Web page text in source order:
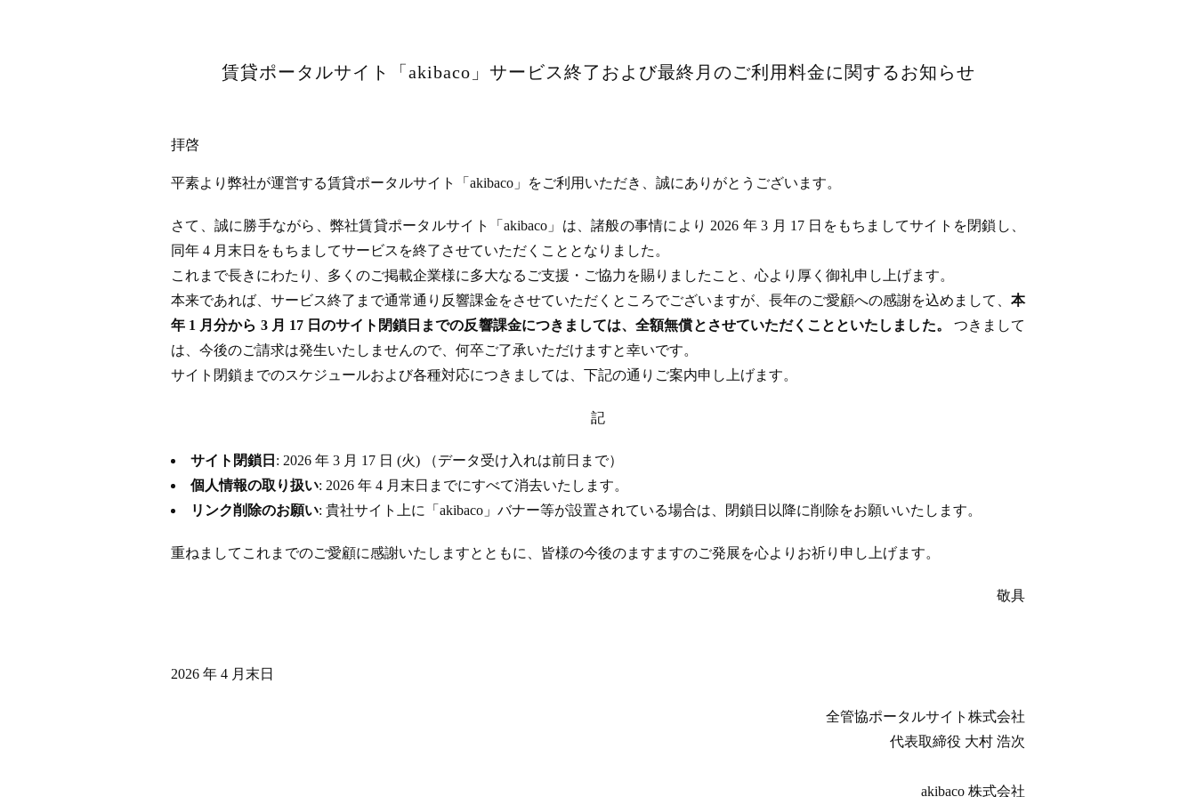
賃貸ポータルサイト「akibaco」サービス終了および最終月のご利用料金に関するお知らせ
拝啓
平素より弊社が運営する賃貸ポータルサイト「akibaco」をご利用いただき、誠にありがとうございます。
さて、誠に勝手ながら、弊社賃貸ポータルサイト「akibaco」は、諸般の事情により 2026 年 3 月 17 日をもちましてサイトを閉鎖し、
同年 4 月末日をもちましてサービスを終了させていただくこととなりました。
これまで長きにわたり、多くのご掲載企業様に多大なるご支援・ご協力を賜りましたこと、心より厚く御礼申し上げます。
本来であれば、サービス終了まで通常通り反響課金をさせていただくところでございますが、長年のご愛顧への感謝を込めまして、 本
年 1 月分から 3 月 17 日のサイト閉鎖日までの反響課金につきましては、全額無償とさせていただくことといたしました。 つきまして
は、今後のご請求は発生いたしませんので、何卒ご了承いただけますと幸いです。
サイト閉鎖までのスケジュールおよび各種対応につきましては、下記の通りご案内申し上げます。
記
サイト閉鎖日 : 2026 年 3 月 17 日 (火) （データ受け入れは前日まで）
個人情報の取り扱い: 2026 年 4 月末日までにすべて消去いたします。
リンク削除のお願い: 貴社サイト上に「akibaco」バナー等が設置されている場合は、閉鎖日以降に削除をお願いいたします。
重ねましてこれまでのご愛顧に感謝いたしますとともに、皆様の今後のますますのご発展を心よりお祈り申し上げます。
敬具
2026 年 4 月末日
全管協ポータルサイト株式会社
代表取締役 大村 浩次
akibaco 株式会社